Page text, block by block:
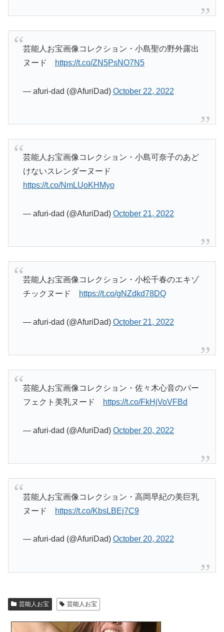
芸能人お宝画像コレクション・小島聖の野外露出
ヌード
https://t.co/ZN5PsNO7N5
— afuri-dad (@AfuriDad) October 22, 2022
芸能人お宝画像コレクション・小島可奈子のあど
けないスレンダーヌード
https://t.co/NmLUoKHMyo
— afuri-dad (@AfuriDad) October 21, 2022
芸能人お宝画像コレクション・小松千春のエキゾ
チックヌード
https://t.co/gNZdkd78DQ
— afuri-dad (@AfuriDad) October 21, 2022
芸能人お宝画像コレクション・佐々木心音のパー
フェクト美乳ヌード
https://t.co/FkHjVoVFBd
— afuri-dad (@AfuriDad) October 20, 2022
芸能人お宝画像コレクション・高岡早紀の美巨乳
ヌード
https://t.co/KbsLBEj7C9
— afuri-dad (@AfuriDad) October 20, 2022
芸能人お宝 芸能人お宝